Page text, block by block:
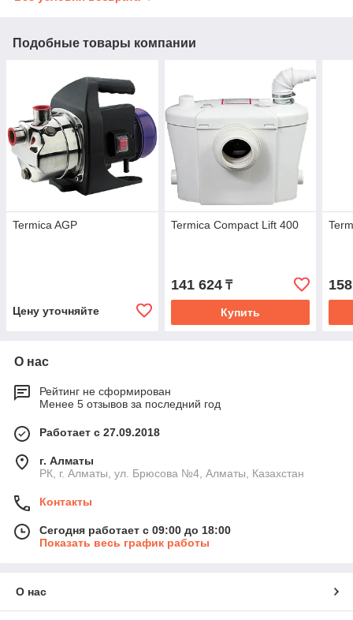
Подобные товары компании
Termica AGP
Цену уточняйте
Termica Compact Lift 400
141 624₸
Купить
О нас
Рейтинг не сформирован
Менее 5 отзывов за последний год
Работает с 27.09.2018
г. Алматы
РК, г. Алматы, ул. Брюсова №4, Алматы, Казахстан
Контакты
Сегодня работает с 09:00 до 18:00
Показать весь график работы
О нас